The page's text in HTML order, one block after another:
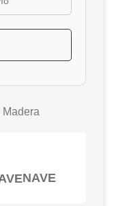
Madera
NAVE